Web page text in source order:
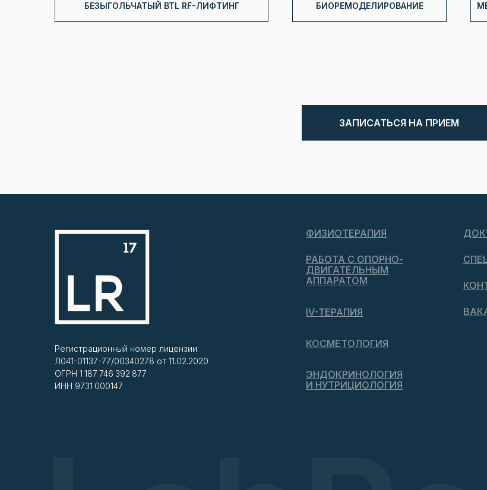
БИОРЕМОДЕЛИРОВАНИЕ
БЕЗЫГОЛЬЧАТЫЙ BTL RF-ЛИФТИНГ
ЗАПИСАТЬСЯ НА ПРИЕМ
Регистрационный номер лицензии:
Л041-01137-77/00340278 от 11.02.2020
ОГРН 1 187 746 392 877
ИНН 9731 000147
РАБОТА С ОПОРНО-
ДВИГАТЕЛЬНЫМ
АППАРАТОМ
ФИЗИОТЕРАПИЯ
IV-ТЕРАПИЯ
КОСМЕТОЛОГИЯ
ЭНДОКРИНОЛОГИЯ
И НУТРИЦИОЛОГИЯ